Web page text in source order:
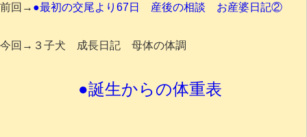
前回→ ●最初の交尾より67日 産後の相談 お産婆日記②
今回→３子犬 成長日記 母体の体調
●誕生からの体重表